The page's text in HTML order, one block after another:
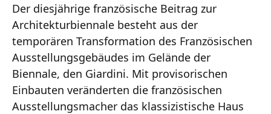
Der diesjährige französische Beitrag zur
Architekturbiennale besteht aus der
temporären Transformation des Französischen
Ausstellungsgebäudes im Gelände der
Biennale, den Giardini. Mit provisorischen
Einbauten veränderten die französischen
Ausstellungsmacher das klassizistische Haus